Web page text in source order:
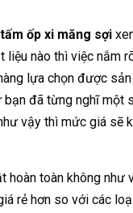
tấm ốp xi măng sợi
liệu nào thì việc nắm
lựa chọn được
bạn đã từng nghĩ một
vậy thì mức giá sẽ
hoàn toàn không như
rẻ hơn so với các